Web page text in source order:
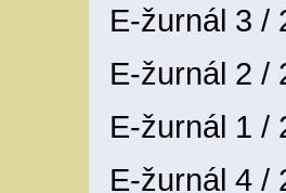
E-žurnál 3 /
E-žurnál 2 /
E-žurnál 1 /
E-žurnál 4 /